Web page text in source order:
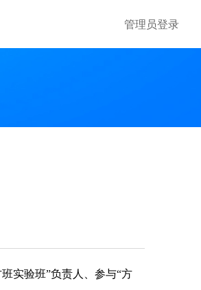
管理员登录
实验班”负责人、参与“方